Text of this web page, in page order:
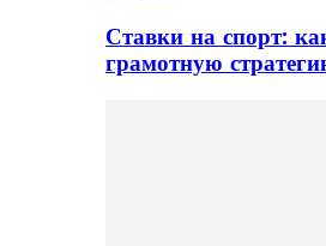
Ставки на спорт:
грамотную